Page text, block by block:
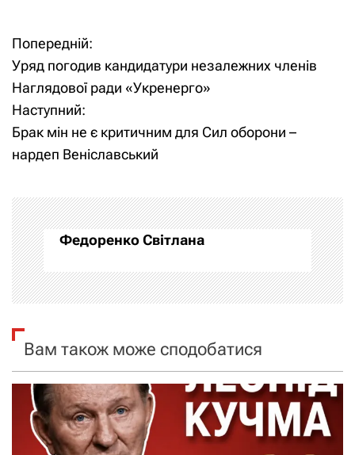
Н
а
в
і
а
ц
і
а
Попередній:
Уряд погодив кандидатури незалежних членів
Наглядової ради «Укренерго»
Наступний:
Брак мін не є критичним для Сил оборони –
нардеп Веніславський
Федоренко Світлана
Вам також може сподобатися